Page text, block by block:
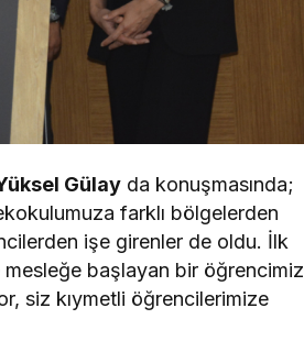
Gülay da konuşmasında;
farklı bölgelerden
işe girenler de oldu. İlk
başlayan bir öğrencimiz
siz kıymetli öğrencilerimize